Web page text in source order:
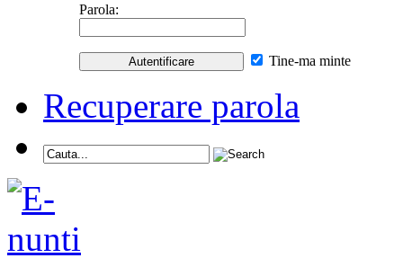
Parola:
Tine-ma minte
Recuperare parola